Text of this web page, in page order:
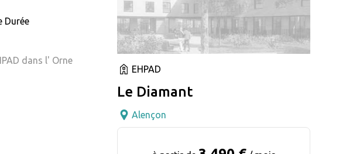
Durée
dans l' Orne
EHPAD
Le Diamant
Alençon